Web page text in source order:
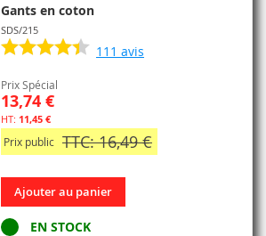
D’ENVIE
Gants en coton
SDS/215
111 avis
Prix Spécial
13,74 €
11,45 €
Prix public TTC: 16,49 €
Ajouter au panier
EN STOCK